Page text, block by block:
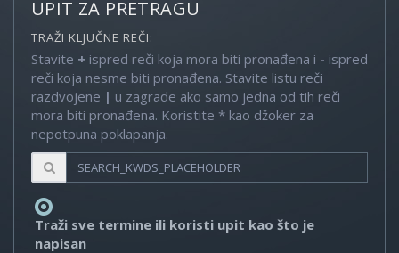
UPIT ZA PRETRAGU
TRAŽI KLJUČNE REČI:
Stavite + ispred reči koja mora biti pronađena i - ispred
reči koja nesme biti pronađena. Stavite listu reči
razdvojene | u zagrade ako samo jedna od tih reči
mora biti pronađena. Koristite * kao džoker za
nepotpuna poklapanja.
Traži sve termine ili koristi upit kao što je
napisan